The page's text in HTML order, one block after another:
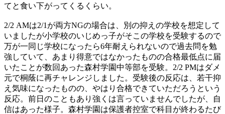
てと食い下がってくるくらい。
2/2 AMは2/1が両方NGの場合は、別の抑えの学校を想定して
いましたが小学校のいじめっ子がそこの学校を受験するので
万が一同じ学校になったら6年耐えられないので過去問を勉
強していて、あまり得意ではなかったものの合格最低点に届
いたことが数回あった森村学園中等部を受験。2/2 PMはダメ
元で桐蔭に再チャレンジしました。受験後の反応は、若干抑
え気味になったものの、やはり合格できていただろうという
反応。前日のこともあり強くは言っていませんでしたが、自
信はあった様子。森村学園は保護者控室で科目が終わるたび